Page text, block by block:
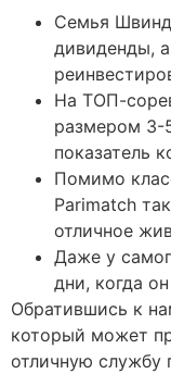
Семья
дивиденды,
На ТОП-
размером 3-
показатель
Помимо
Parimatch
отличное
Даже у
дни, когда
Обратившись к
который может
отличную